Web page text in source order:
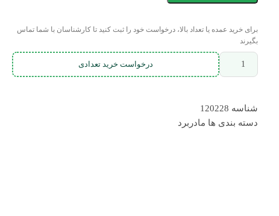
برای خرید عمده یا تعداد بالا، درخواست خود را ثبت کنید تا کارشناسان با شما تماس
بگیرند
درخواست خرید تعدادی
شناسه 120228
دسته بندی ها مادربرد